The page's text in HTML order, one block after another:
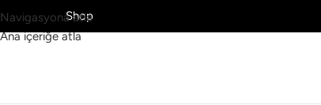
Navigasyona atla
Ana içeriğe atla
KeşfetShop